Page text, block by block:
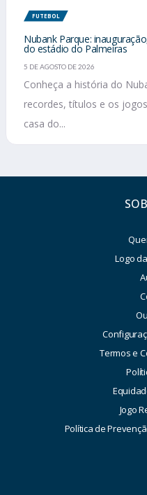
FUTEBOL
Nubank Parque:
do estádio do Palmeiras
5 DE AGOSTO DE 2026
Conheça a história do
recordes, títulos e os
casa do...
Logo
Termos e
Jogo
Política de